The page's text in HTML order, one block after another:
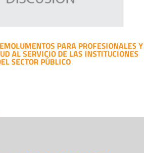
PARA PROFESIONALES Y
AL SERVICIO DE LAS INSTITUCIONES
SECTOR PÚBLICO